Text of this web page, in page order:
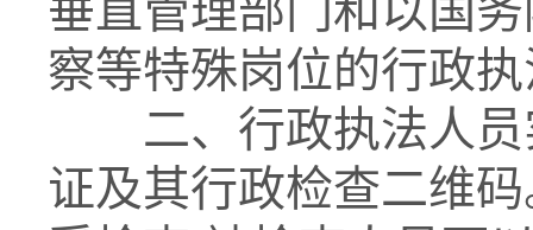
察等特殊岗位的行政
二、行政执法人
证及其行政检查二维